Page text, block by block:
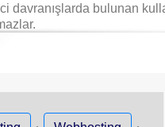
davranışlarda bulunan